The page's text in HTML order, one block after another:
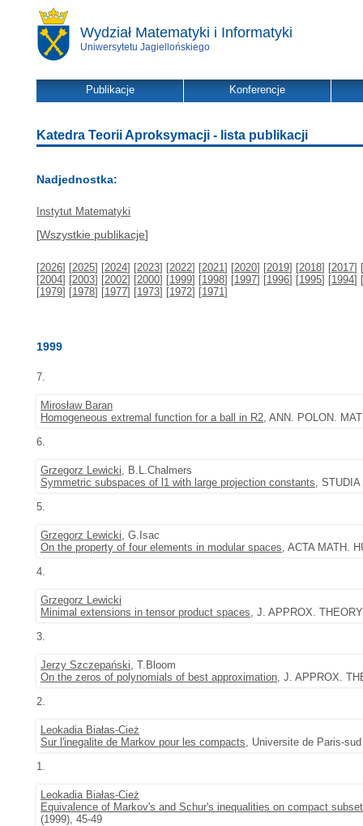
Wydział Matematyki i Informatyki
Uniwersytetu Jagiellońskiego
Publikacje Konferencje
Katedra Teorii Aproksymacji - lista publikacji
Nadjednostka:
Instytut Matematyki
[Wszystkie publikacje]
[2026] [2025] [2024] [2023] [2022] [2021] [2020] [2019] [2018] [2017] [
[2004] [2003] [2002] [2000] [1999] [1998] [1997] [1996] [1995] [1994] [
[1979] [1978] [1977] [1973] [1972] [1971]
1999
7.
Mirosław Baran
Homogeneous extremal function for a ball in R2, ANN. POLON.
6.
Grzegorz Lewicki, B.L.Chalmers
Symmetric subspaces of l1 with large projection constants, STUDIA
5.
Grzegorz Lewicki, G.Isac
On the property of four elements in modular spaces, ACTA MATH.
4.
Grzegorz Lewicki
Minimal extensions in tensor product spaces, J. APPROX.
3.
Jerzy Szczepański, T.Bloom
On the zeros of polynomials of best approximation, J. APPROX.
2.
Leokadia Białas-Cież
Sur l'inegalite de Markov pour les compacts, Universite de Paris-
1.
Leokadia Białas-Cież
Equivalence of Markov's and Schur's inequalities on compact
(1999), 45-49